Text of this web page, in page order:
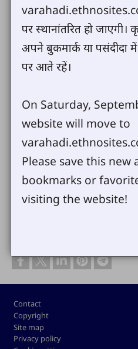
Document
वऱ्हाडीं बायबल(2.57 एम
आमाले अजून आपल्या काई
Footer
Contact
Copyright
Site map
Privacy policy
पर स्थानांतरित हो
अपने बुकमार्क या
पर आते रहें।
On Saturday,
website will move to
Please save this new
bookmarks or
visiting the website!